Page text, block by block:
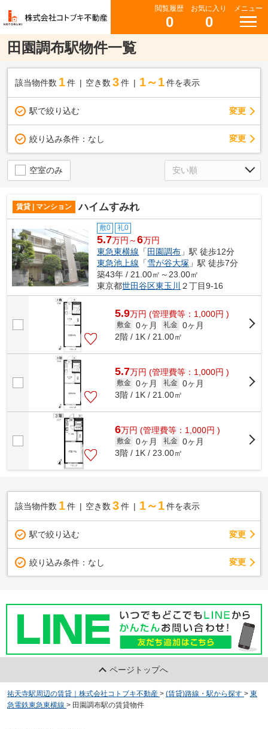
閲覧履歴
0
お気に入り
0
メニュー
田園調布駅物件一覧
該当物件数 1件 空き数 3 件 1～1 件を表示
駅で絞り込む 変更
絞り込み条件： なし 変更
空室のみ
賃貸 | マンション ハイムすみれ
敷0 礼0
5.7万円～6万円
東急東横線 「 田園調布 」駅 徒歩12分
東急池上線 「雪が谷大塚 」駅 徒歩7分
築43年 / 21.00㎡～23.00㎡
東京都世田谷区東玉川 ２丁目9-16
5.9万円 (管理費等：1,000円 )
敷金 0ヶ月 礼金 0ヶ月
2階 / 1K / 21.00㎡
5.7万円 (管理費等：1,000円 )
敷金 0ヶ月 礼金 0ヶ月
3階 / 1K / 21.00㎡
6万円 (管理費等：1,000円 )
敷金 0ヶ月 礼金 0ヶ月
3階 / 1K / 23.00㎡
該当物件数 1件 空き数 3 件 1～1 件を表示
駅で絞り込む 変更
絞り込み条件： なし 変更
ページトップへ
祐天寺駅周辺の賃貸｜株式会社コトブキ不動産 > (賃貸)路線・駅から探す > 東
急電鉄東急東横線 > 田園調布駅の賃貸物件